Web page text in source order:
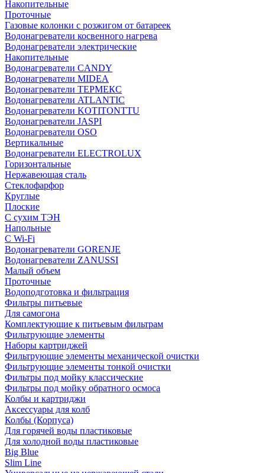
Накопительные
Проточные
Газовые колонки с розжигом от батареек
Водонагреватели косвенного нагрева
Водонагреватели электрические
Накопительные
Водонагреватели CANDY
Водонагреватели MIDEA
Водонагреватели ТЕРМЕКС
Водонагреватели ATLANTIC
Водонагреватели KOTITONTTU
Водонагреватели JASPI
Водонагреватели OSO
Вертикальные
Водонагреватели ELECTROLUX
Горизонтальные
Нержавеющая сталь
Стеклофарфор
Круглые
Плоские
С сухим ТЭН
Напольные
С Wi-Fi
Водонагреватели GORENJE
Водонагреватели ZANUSSI
Малый объем
Проточные
Водоподготовка и фильтрация
Фильтры питьевые
Для самогона
Комплектующие к питьевым фильтрам
Фильтрующие элементы
Наборы картриджей
Фильтрующие элементы механической очистки
Фильтрующие элементы тонкой очистки
Фильтры под мойку классические
Фильтры под мойку обратного осмоса
Колбы и картриджи
Аксессуары для колб
Колбы (Корпуса)
Для горячей воды пластиковые
Для холодной воды пластиковые
Big Blue
Slim Line